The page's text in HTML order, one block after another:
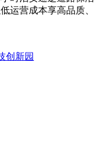
运营成本享高品质、
创新园